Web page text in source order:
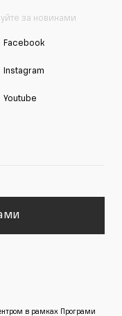
за новинами
Facebook
Instagram
Youtube
в рамках Програми